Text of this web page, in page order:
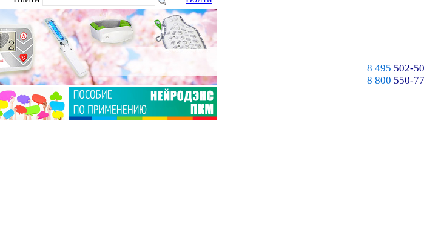
8 495 502-
8 800 550-